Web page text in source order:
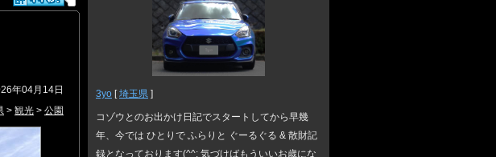
年04月14日
> 観光 > 公園
3yo [埼玉県 ]
コゾウとのお出かけ日記でスタートしてから早幾
年、今では ひとりで ふらりと ぐーるぐる & 散財記
録となっております(^^; 気づけばもういいお歳にな